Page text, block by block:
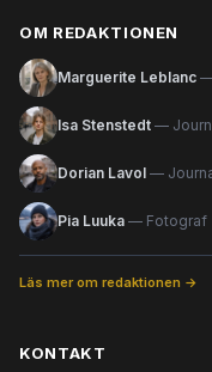
OM REDAKTIONEN
Marguerite Leblanc
Isa Stenstedt —
Dorian Lavol —
Pia Luuka — Fotograf
Läs mer om redaktionen →
KONTAKT